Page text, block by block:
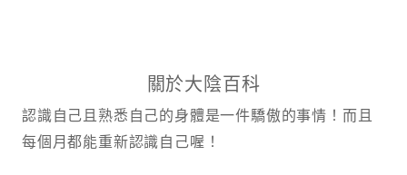
關於大陰百科
認識自己且熟悉自己的身體是一件驕傲的事情！而且
每個月都能重新認識自己喔！